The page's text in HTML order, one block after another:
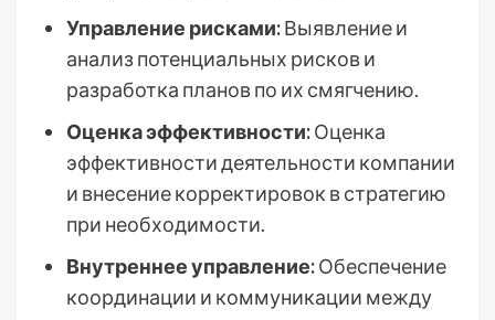
Управление рисками:Выявление и
анализ потенциальных рисков и
разработка планов по их смягчению.
Оценка эффективности:Оценка
эффективности деятельности компании
и внесение корректировок в стратегию
при необходимости.
Внутреннее управление:Обеспечение
координации и коммуникации между